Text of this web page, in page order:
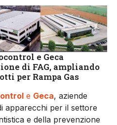
e Geca
di FAG, ampliando
per Rampa Gas
e Geca, aziende
apparecchi per il settore
e della prevenzione